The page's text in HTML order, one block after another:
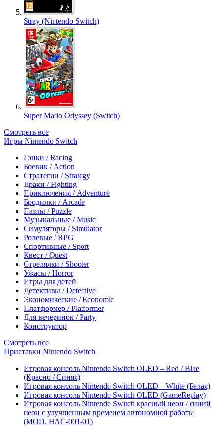
Stray (Nintendo Switch)
Super Mario Odyssey (Switch)
Смотреть все
Игры Nintendo Switch
Гонки / Racing
Боевик / Action
Стратегии / Strategy
Драки / Fighting
Приключения / Adventure
Бродилки / Arcade
Пазлы / Puzzle
Музыкальные / Music
Симуляторы / Simulator
Ролевые / RPG
Спортивные / Sport
Квест / Quest
Стрелялки / Shooter
Ужасы / Horror
Игры для детей
Детективы / Detective
Экономические / Economic
Платформер / Platformer
Для вечеринок / Party
Конструктор
Смотреть все
Приставки Nintendo Switch
Игровая консоль Nintendo Switch OLED – Red / Blue
(Красно / Синяя)
Игровая консоль Nintendo Switch OLED – White (Белая)
Игровая консоль Nintendo Switch OLED (GameReplay)
Игровая консоль Nintendo Switch красный неон / синий
неон с улучшенным временем автономной работы
(MOD. HAC-001-01)